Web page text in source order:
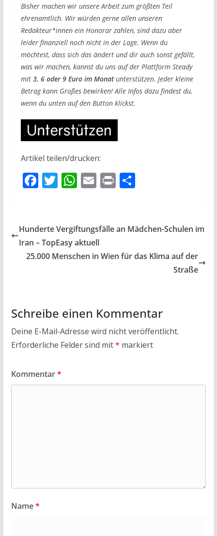
Bisher machen wir unsere Arbeit zum größten Teil
ehrenamtlich. Wir würden gerne allen unseren
Redakteur*innen ein Honorar zahlen, sind dazu aber
leider finanziell noch nicht in der Lage. Wenn du
möchtest, dass sich das ändert und dir auch sonst gefällt,
was wir machen, kannst du uns auf der Plattform Steady
mit 3, 6 oder 9 Euro im Monatunterstützen. Jeder kleine
Betrag kann Großes bewirken! Alle Infos dazu findest du,
wenn du unten auf den Button klickst.
Artikel teilen/drucken:
F
b
o
o
T
er
W
s
A
p
E
l
PrT
n
Hunderte Vergiftungsfälle an Mädchen-Schulen im
Iran – TopEasy aktuell
25.000 Menschen in Wien für das Klima auf der
Straße
Schreibe einen Kommentar
Deine E-Mail-Adresse wird nicht veröffentlicht.
Erforderliche Felder sind mit* markiert
Kommentar*
Name*